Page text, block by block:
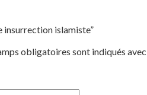
insurrection islamiste”
obligatoires sont indiqués avec